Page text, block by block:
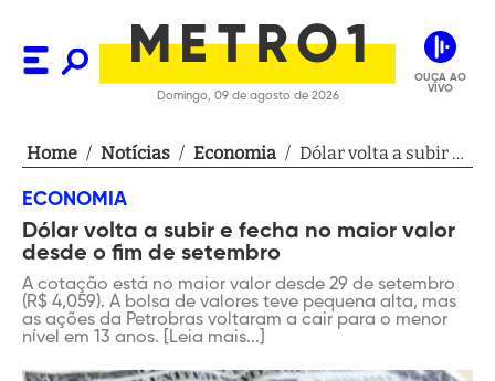
Domingo, 09 de agosto de 2026
OUÇA AO
VIVO
Home / Notícias / Economia / Dólar volta a subir e
setembro
ECONOMIA
Dólar volta a subir e fecha no maior valor
desde o fim de setembro
A cotação está no maior valor desde 29 de setembro
(R$ 4,059). A bolsa de valores teve pequena alta, mas
as ações da Petrobras voltaram a cair para o menor
nível em 13 anos. [Leia mais...]